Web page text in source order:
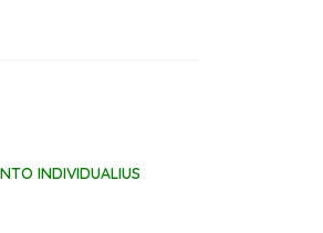
INDIVIDUALIUS